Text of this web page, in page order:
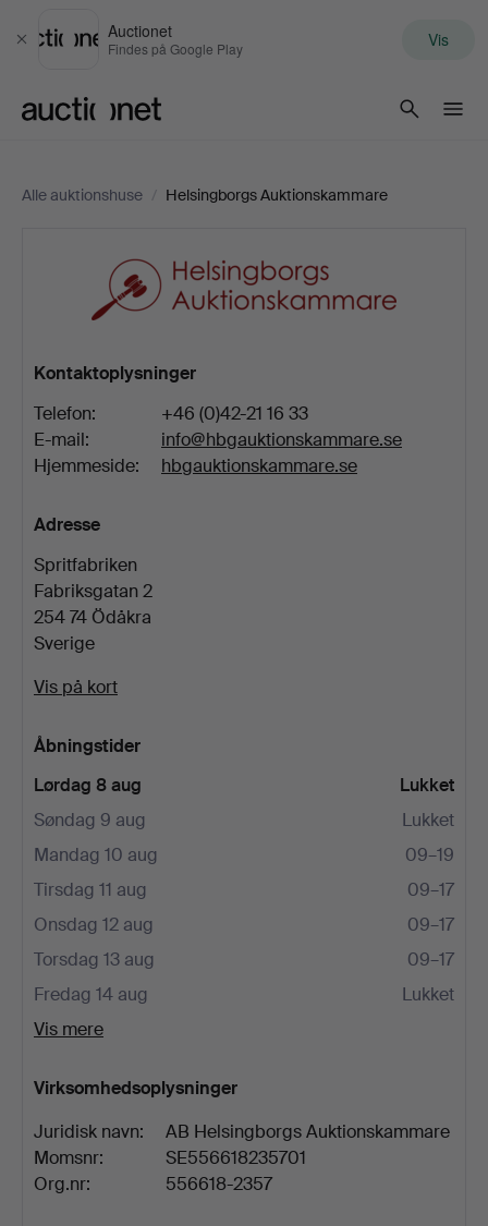
Luk
Auctionet
Findes på Google Play Vis
Alle auktionshuse / Helsingborgs Auktionskammare
Helsingborgs
Auktionskammare
Kontaktoplysninger
Telefon:
+46 (0)42-21 16 33
E-mail:
info@hbgauktionskammare.se
Hjemmeside:
hbgauktionskammare.se
Adresse
Spritfabriken
Fabriksgatan 2
254 74 Ödåkra
Sverige
Vis på kort
Åbningstider
Lørdag 8 aug
Lukket
Søndag 9 aug
Lukket
Mandag 10 aug
09–19
Tirsdag 11 aug
09–17
Onsdag 12 aug
09–17
Torsdag 13 aug
09–17
Fredag 14 aug
Lukket
Vis mere
Virksomhedsoplysninger
Juridisk navn:
AB Helsingborgs Auktionskammare
Momsnr:
SE556618235701
Org.nr:
556618-2357